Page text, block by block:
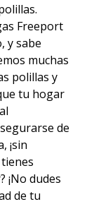
Freeport
y sabe
muchas
polillas y
tu hogar
de
¡sin
¡No dudes
de tu